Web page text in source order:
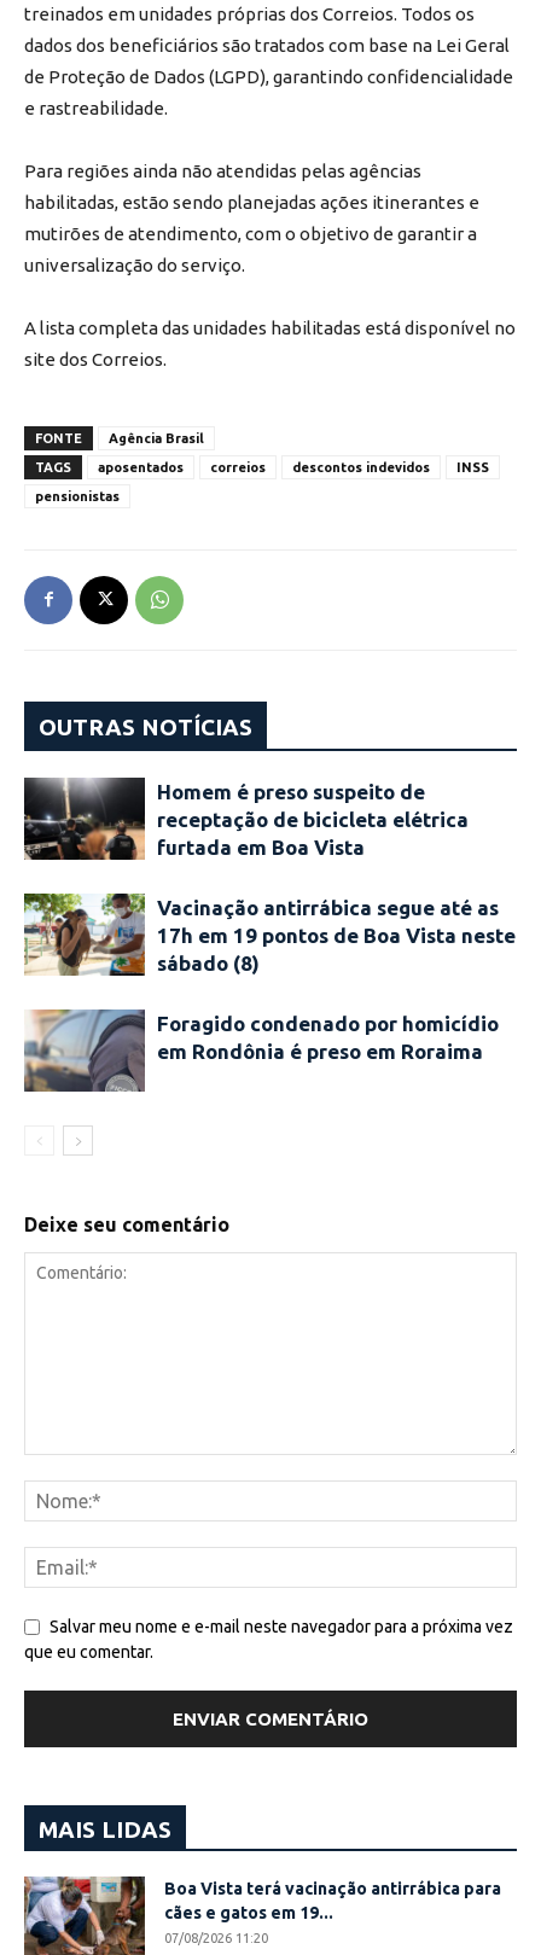
treinados em unidades próprias dos Correios. Todos os
dados dos beneficiários são tratados com base na Lei Geral
de Proteção de Dados (LGPD), garantindo confidencialidade
e rastreabilidade.
Para regiões ainda não atendidas pelas agências
habilitadas, estão sendo planejadas ações itinerantes e
mutirões de atendimento, com o objetivo de garantir a
universalização do serviço.
A lista completa das unidades habilitadas está disponível no
site dos Correios.
FONTE
Agência Brasil
TAGS
aposentados correios descontos indevidos
INSS
pensionistas
OUTRAS NOTÍCIAS
Homem é preso suspeito de
receptação de bicicleta elétrica
furtada em Boa Vista
Vacinação antirrábica segue até as
17h em 19 pontos de Boa Vista neste
sábado (8)
Foragido condenado por homicídio
em Rondônia é preso em Roraima
Deixe seu comentário
Salvar meu nome e e-mail neste navegador para a próxima vez
que eu comentar.
MAIS LIDAS
Boa Vista terá vacinação antirrábica para
cães e gatos em 19...
07/08/2026 11:20